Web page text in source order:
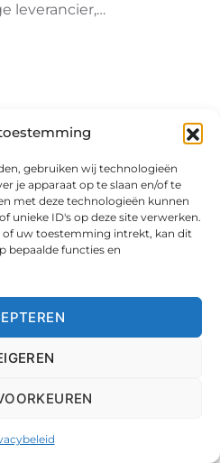
gebruiken wij technologieën
je apparaat op te slaan en/of te
met deze technologieën kunnen
unieke ID's op deze site verwerken.
uw toestemming intrekt, kan dit
bepaalde functies en
leverancier,…